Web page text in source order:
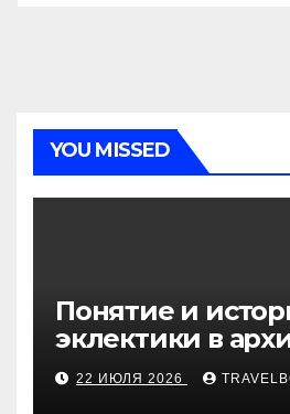
YOU MISSED
Понятие и
эклектики в
дизайне
22 ИЮЛЯ 2026